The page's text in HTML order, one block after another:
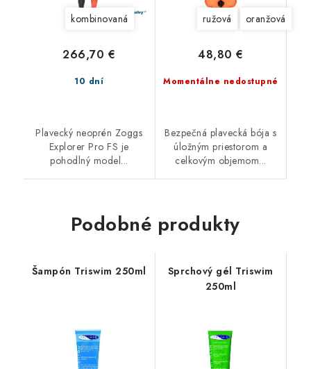
kombinovaná
10 dní
266,70 €
Plavecký neoprén Zoggs
Explorer Pro FS je
pohodlný model...
ružová oranžová
Momentálne nedostupné
48,80 €
Bezpečná plavecká bója s
úložným priestorom a
celkovým objemom...
Podobné produkty
Šampón Triswim 250ml
Sprchový gél Triswim
250ml